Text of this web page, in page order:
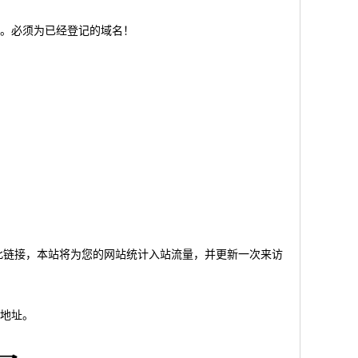
必须为已经登记的域名！
接，本站将为您的网站统计入站流量，并更新一次来访
址。